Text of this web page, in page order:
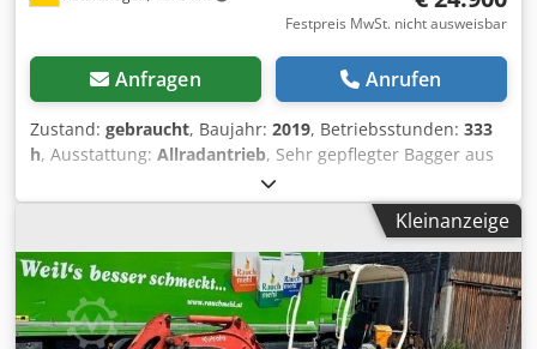
Festpreis MwSt. nicht ausweisbar
Anfragen Anrufen
Zustand: gebraucht, Baujahr: 2019, Betriebsstunden: 333
h, Ausstattung: Allradantrieb, Sehr gepflegter Bagger aus
Privatbesitz Wenig Stunden 333 h Kein Mietgerät viel
Zubehör: * Tieflöffel 40 cm * Grabenschaufel *
Grabenschaufel hydraulisch * Siebschaufel 100 cm
Dedpfxezn Dq To Afisck * Tiefrechen 100 cm * Rodezahn *
Überrollbügel mit Dach Verbreiterbares Fahrwerk
mechanischer Wechsler !Privatverkauf MwSt nicht
ausweisbar!
Kleinanzeige